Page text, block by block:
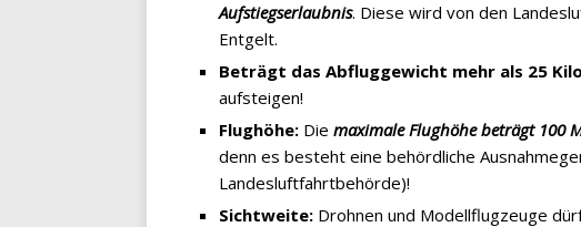
Aufstiegserlaubnis. Diese wird von den
Entgelt.
Beträgt das Abfluggewicht mehr als 25
aufsteigen!
Flughöhe: Die maximale Flughöhe beträgt 100
denn es besteht eine behördliche
Landesluftfahrtbehörde)!
Sichtweite: Drohnen und Modellflugzeuge